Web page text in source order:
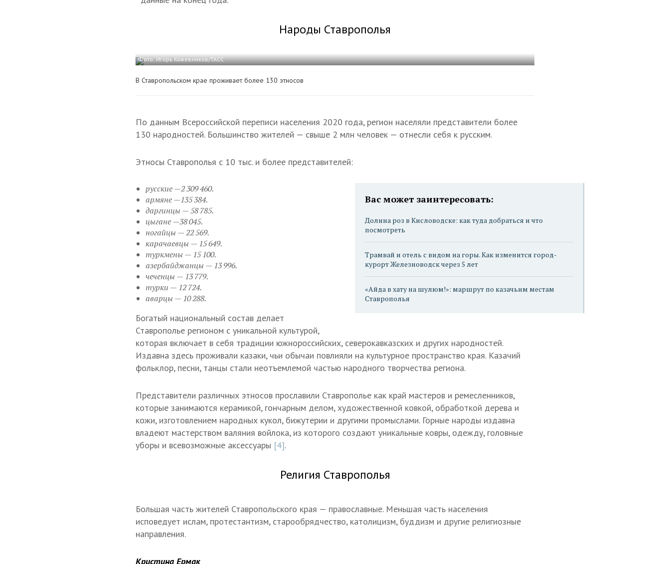
Народы Ставрополья
Фото: Игорь Кожевников/ТАСС
В Ставропольском крае проживает более 130 этносов
По данным Всероссийской переписи населения 2020 года, регион населяли представители более
130 народностей. Большинство жителей — свыше 2 млн человек — отнесли себя к русским.
Этносы Ставрополья с 10 тыс. и более представителей:
Вас может заинтересовать:
Долина роз в Кисловодске: как туда добраться и что
посмотреть
Трамвай и отель с видом на горы. Как изменится город-
курорт Железноводск через 5 лет
«Айда в хату на шулюм!»: маршрут по казачьим местам
Ставрополья
русские —2 309 460.
армяне —135 384.
даргинцы — 58 785.
цыгане —38 045.
ногайцы — 22 569.
карачаевцы — 15 649.
туркмены — 15 100.
азербайджанцы — 13 996.
чеченцы — 13 779.
турки — 12 724.
аварцы — 10 288.
Богатый национальный состав делает
Ставрополье регионом с уникальной культурой,
которая включает в себя традиции южнороссийских, северокавказских и других народностей.
Издавна здесь проживали казаки, чьи обычаи повлияли на культурное пространство края. Казачий
фольклор, песни, танцы стали неотъемлемой частью народного творчества региона.
Представители различных этносов прославили Ставрополье как край мастеров и ремесленников,
которые занимаются керамикой, гончарным делом, художественной ковкой, обработкой дерева и
кожи, изготовлением народных кукол, бижутерии и другими промыслами. Горные народы издавна
владеют мастерством валяния войлока, из которого создают уникальные ковры, одежду, головные
уборы и всевозможные аксессуары [4].
Религия Ставрополья
Большая часть жителей Ставропольского края — православные. Меньшая часть населения
исповедует ислам, протестантизм, старообрядчество, католицизм, буддизм и другие религиозные
направления.
Кристина Ермак